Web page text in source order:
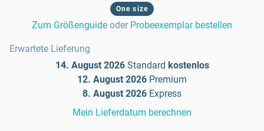
One size
Zum Größenguide oder Probeexemplar bestellen
Erwartete Lieferung
14. August 2026 Standard kostenlos
12. August 2026 Premium
8. August 2026 Express
Mein Lieferdatum berechnen